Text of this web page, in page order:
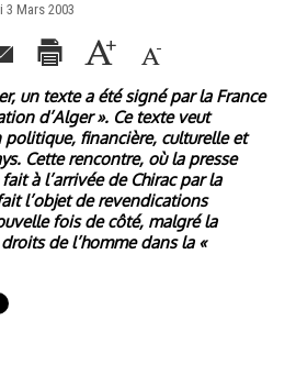
Mars 2003
un texte a été signé par la France
d’Alger ». Ce texte veut
financière, culturelle et
Cette rencontre, où la presse
à l’arrivée de Chirac par la
l’objet de revendications
fois de côté, malgré la
de l’homme dans la «